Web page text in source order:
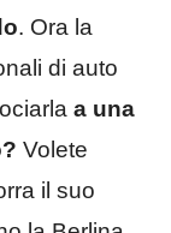
. Ora la
di auto
a una
Volete
il suo